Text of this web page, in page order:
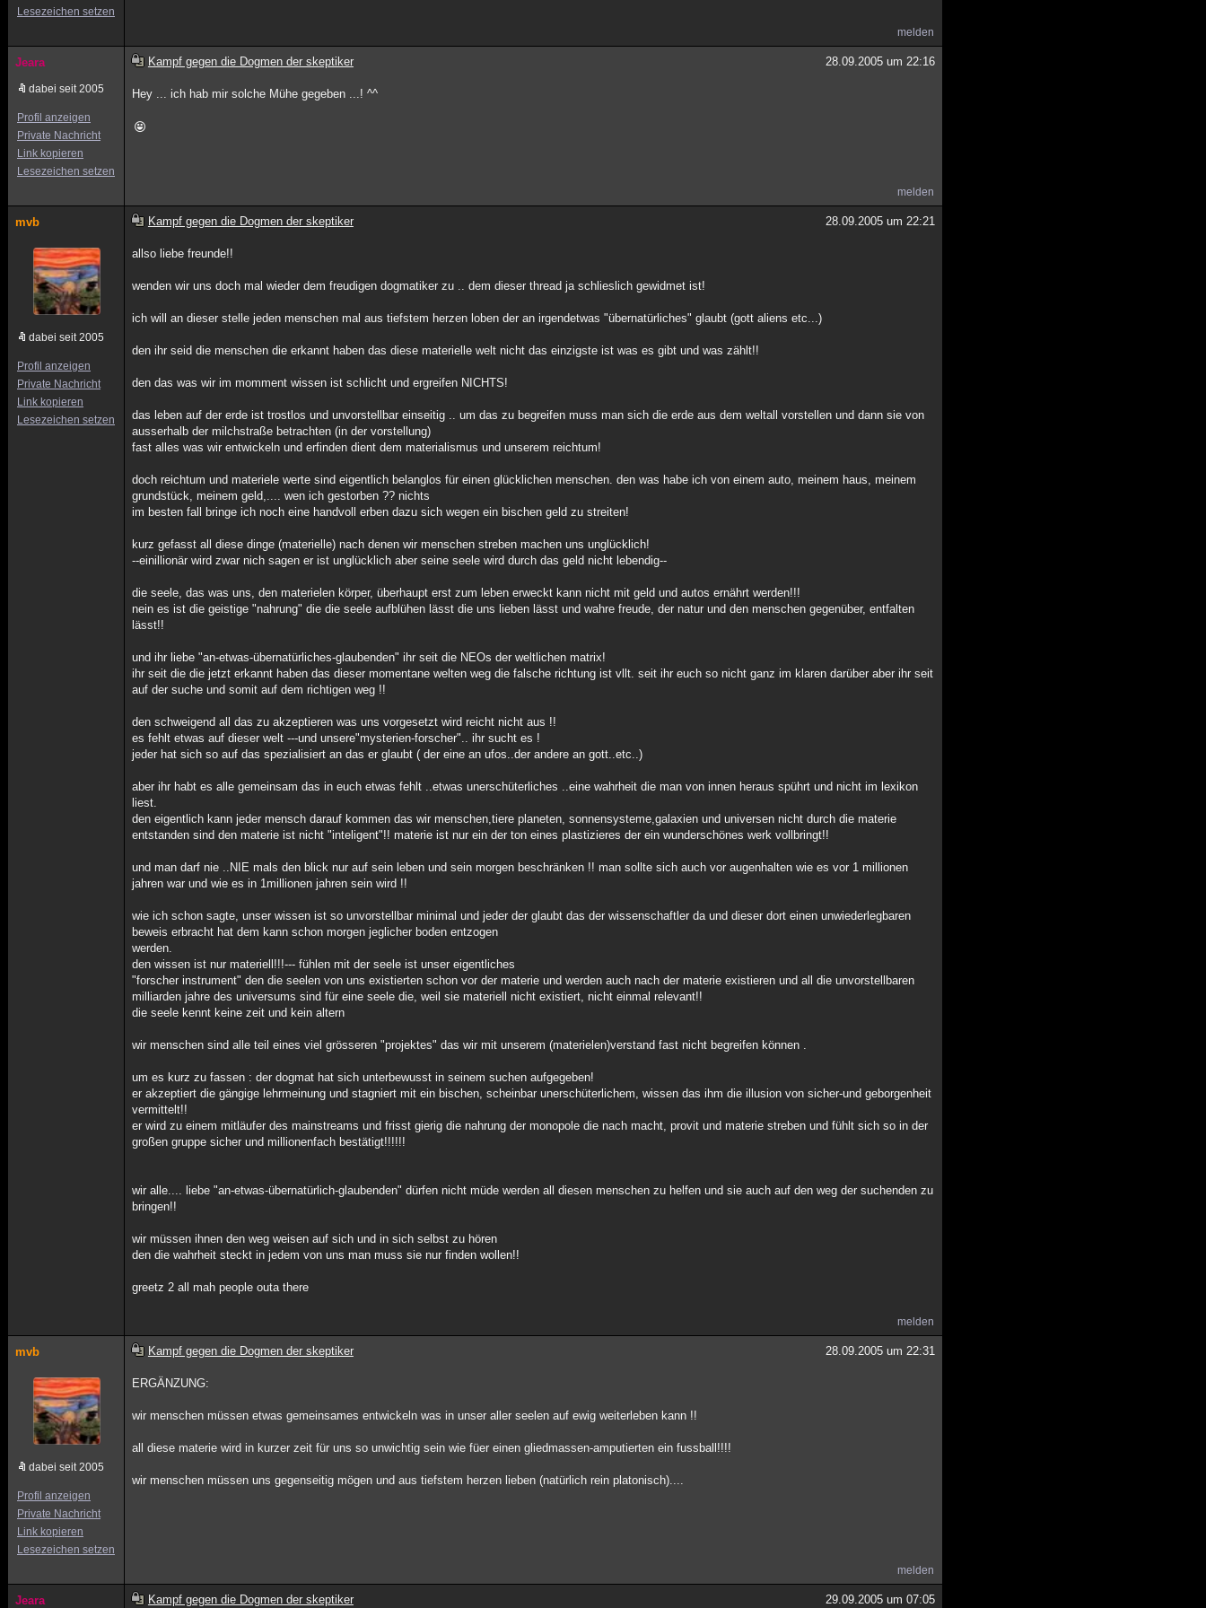
Lesezeichen setzen
melden
Jeara
dabei seit 2005
Profil anzeigen
Private Nachricht
Link kopieren
Lesezeichen setzen
Kampf gegen die Dogmen der skeptiker 28.09.2005 um 22:16
Hey ... ich hab mir solche Mühe gegeben ...! ^^
melden
mvb
dabei seit 2005
Profil anzeigen
Private Nachricht
Link kopieren
Lesezeichen setzen
Kampf gegen die Dogmen der skeptiker 28.09.2005 um 22:21
allso liebe freunde!!
wenden wir uns doch mal wieder dem freudigen dogmatiker zu .. dem dieser thread ja schlieslich gewidmet ist!
ich will an dieser stelle jeden menschen mal aus tiefstem herzen loben der an irgendetwas "übernatürliches" glaubt (gott aliens etc...)
den ihr seid die menschen die erkannt haben das diese materielle welt nicht das einzigste ist was es gibt und was zählt!!
den das was wir im momment wissen ist schlicht und ergreifen NICHTS!
das leben auf der erde ist trostlos und unvorstellbar einseitig .. um das zu begreifen muss man sich die erde aus dem weltall vorstellen und dann sie von
ausserhalb der milchstraße betrachten (in der vorstellung)
fast alles was wir entwickeln und erfinden dient dem materialismus und unserem reichtum!
doch reichtum und materiele werte sind eigentlich belanglos für einen glücklichen menschen. den was habe ich von einem auto, meinem haus, meinem
grundstück, meinem geld,.... wen ich gestorben ?? nichts
im besten fall bringe ich noch eine handvoll erben dazu sich wegen ein bischen geld zu streiten!
kurz gefasst all diese dinge (materielle) nach denen wir menschen streben machen uns unglücklich!
--einillionär wird zwar nich sagen er ist unglücklich aber seine seele wird durch das geld nicht lebendig--
die seele, das was uns, den materielen körper, überhaupt erst zum leben erweckt kann nicht mit geld und autos ernährt werden!!!
nein es ist die geistige "nahrung" die die seele aufblühen lässt die uns lieben lässt und wahre freude, der natur und den menschen gegenüber, entfalten
lässt!!
und ihr liebe "an-etwas-übernatürliches-glaubenden" ihr seit die NEOs der weltlichen matrix!
ihr seit die die jetzt erkannt haben das dieser momentane welten weg die falsche richtung ist vllt. seit ihr euch so nicht ganz im klaren darüber aber ihr seit
auf der suche und somit auf dem richtigen weg !!
den schweigend all das zu akzeptieren was uns vorgesetzt wird reicht nicht aus !!
es fehlt etwas auf dieser welt ---und unsere"mysterien-forscher".. ihr sucht es !
jeder hat sich so auf das spezialisiert an das er glaubt ( der eine an ufos..der andere an gott..etc..)
aber ihr habt es alle gemeinsam das in euch etwas fehlt ..etwas unerschüterliches ..eine wahrheit die man von innen heraus spührt und nicht im lexikon
liest.
den eigentlich kann jeder mensch darauf kommen das wir menschen,tiere planeten, sonnensysteme,galaxien und universen nicht durch die materie
entstanden sind den materie ist nicht "inteligent"!! materie ist nur ein der ton eines plastizieres der ein wunderschönes werk vollbringt!!
und man darf nie ..NIE mals den blick nur auf sein leben und sein morgen beschränken !! man sollte sich auch vor augenhalten wie es vor 1 millionen
jahren war und wie es in 1millionen jahren sein wird !!
wie ich schon sagte, unser wissen ist so unvorstellbar minimal und jeder der glaubt das der wissenschaftler da und dieser dort einen unwiederlegbaren
beweis erbracht hat dem kann schon morgen jeglicher boden entzogen
werden.
den wissen ist nur materiell!!!--- fühlen mit der seele ist unser eigentliches
"forscher instrument" den die seelen von uns existierten schon vor der materie und werden auch nach der materie existieren und all die unvorstellbaren
milliarden jahre des universums sind für eine seele die, weil sie materiell nicht existiert, nicht einmal relevant!!
die seele kennt keine zeit und kein altern
wir menschen sind alle teil eines viel grösseren "projektes" das wir mit unserem (materielen)verstand fast nicht begreifen können .
um es kurz zu fassen : der dogmat hat sich unterbewusst in seinem suchen aufgegeben!
er akzeptiert die gängige lehrmeinung und stagniert mit ein bischen, scheinbar unerschüterlichem, wissen das ihm die illusion von sicher-und geborgenheit
vermittelt!!
er wird zu einem mitläufer des mainstreams und frisst gierig die nahrung der monopole die nach macht, provit und materie streben und fühlt sich so in der
großen gruppe sicher und millionenfach bestätigt!!!!!!
wir alle.... liebe "an-etwas-übernatürlich-glaubenden" dürfen nicht müde werden all diesen menschen zu helfen und sie auch auf den weg der suchenden zu
bringen!!
wir müssen ihnen den weg weisen auf sich und in sich selbst zu hören
den die wahrheit steckt in jedem von uns man muss sie nur finden wollen!!
greetz 2 all mah people outa there
melden
mvb
dabei seit 2005
Profil anzeigen
Private Nachricht
Link kopieren
Lesezeichen setzen
Kampf gegen die Dogmen der skeptiker 28.09.2005 um 22:31
ERGÄNZUNG:
wir menschen müssen etwas gemeinsames entwickeln was in unser aller seelen auf ewig weiterleben kann !!
all diese materie wird in kurzer zeit für uns so unwichtig sein wie füer einen gliedmassen-amputierten ein fussball!!!!
wir menschen müssen uns gegenseitig mögen und aus tiefstem herzen lieben (natürlich rein platonisch)....
melden
Jeara Kampf gegen die Dogmen der skeptiker 29.09.2005 um 07:05